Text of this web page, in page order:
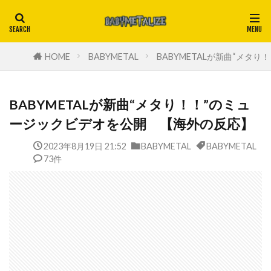
HOME BABYMETAL BABYMETALが新曲“メタり
BABYMETALが新曲“メタり！！”のミュ
ージックビデオを公開 【海外の反応】
2023年8月19日 21:52 BABYMETAL
BABYMETAL
73件